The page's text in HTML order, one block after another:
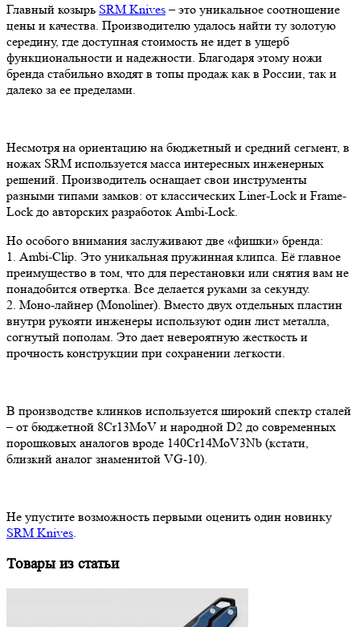
Главный козырь SRM Knives– это уникальное соотношение
цены и качества. Производителю удалось найти ту золотую
середину, где доступная стоимость не идет в ущерб
функциональности и надежности. Благодаря этому ножи
бренда стабильно входят в топы продаж как в России, так и
далеко за ее пределами.
Несмотря на ориентацию на бюджетный и средний сегмент, в
ножах SRM используется масса интересных инженерных
решений. Производитель оснащает свои инструменты
разными типами замков: от классических Liner-Lock и Frame-
Lock до авторских разработок Ambi-Lock.
Но особого внимания заслуживают две «фишки» бренда:
1. Ambi-Clip. Это уникальная пружинная клипса. Её главное
преимущество в том, что для перестановки или снятия вам не
понадобится отвертка. Все делается руками за секунду.
2. Моно-лайнер (Monoliner). Вместо двух отдельных пластин
внутри рукояти инженеры используют один лист металла,
согнутый пополам. Это дает невероятную жесткость и
прочность конструкции при сохранении легкости.
В производстве клинков используется широкий спектр сталей
– от бюджетной 8Cr13MoV и народной D2 до современных
порошковых аналогов вроде 140Cr14MoV3Nb (кстати,
близкий аналог знаменитой VG-10).
Не упустите возможность первыми оценить один новинку
SRM Knives
Товары из статьи